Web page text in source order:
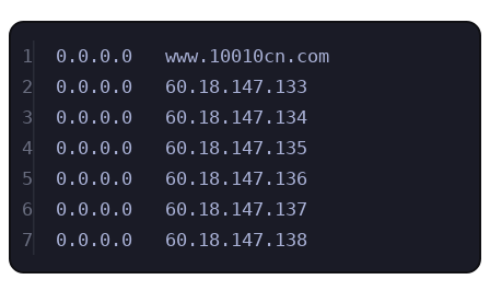
1
0.0.0.0   www.10010cn.com
2
0.0.0.0   60.18.147.133
3
0.0.0.0   60.18.147.134
4
0.0.0.0   60.18.147.135
5
0.0.0.0   60.18.147.136
6
0.0.0.0   60.18.147.137
7
0.0.0.0   60.18.147.138